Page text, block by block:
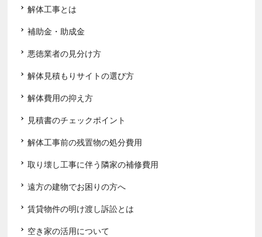
解体工事とは
補助金・助成金
悪徳業者の見分け方
解体見積もりサイトの選び方
解体費用の抑え方
見積書のチェックポイント
解体工事前の残置物の処分費用
取り壊し工事に伴う隣家の補修費用
遠方の建物でお困りの方へ
賃貸物件の明け渡し訴訟とは
空き家の活用について